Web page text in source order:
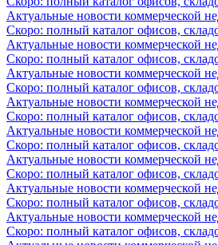
Актуальные новости коммерческой
Скоро: полный каталог офисов,
Актуальные новости коммерческой
Скоро: полный каталог офисов,
Актуальные новости коммерческой
Скоро: полный каталог офисов,
Актуальные новости коммерческой
Скоро: полный каталог офисов,
Актуальные новости коммерческой
Скоро: полный каталог офисов,
Актуальные новости коммерческой
Скоро: полный каталог офисов,
Актуальные новости коммерческой
Скоро: полный каталог офисов,
Актуальные новости коммерческой
Скоро: полный каталог офисов,